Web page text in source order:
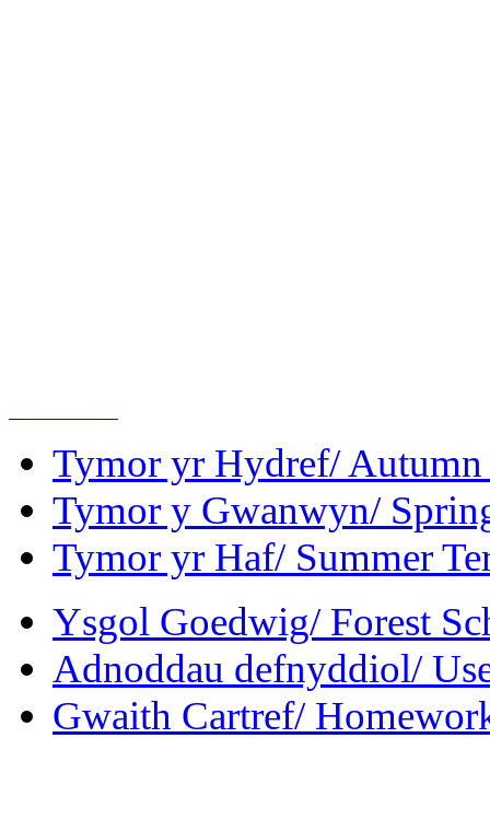
Tymor yr Hydref/ Autumn
Tymor y Gwanwyn/
Tymor yr Haf/ Summer
Ysgol Goedwig/ Forest
Adnoddau defnyddiol/
Gwaith Cartref/